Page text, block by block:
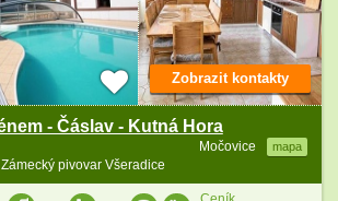
- Čáslav - Kutná Hora
Močovice mapa
pivovar Všeradice
Zobrazit kontakty